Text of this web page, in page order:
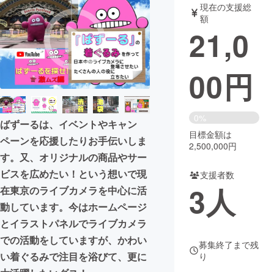
テクノロジー・ガジェット
映像・映画 書籍・雑誌
ビジネス・起業 チャレンジ
まちづくり・地域活性化
CAMPFIRE for Social Good
CAMPFIRE Creation
CAMPFIREふるさと納税machi-ya コミュニティ
ばずーるは、イベントやキャン
ペーンを応援したりお手伝いしま
す。又、オリジナルの商品やサー
ビスを広めたい！という想いで現
在東京のライブカメラを中心に活
動しています。今はホームページ
とイラストパネルでライブカメラ
での活動をしていますが、かわい
い着ぐるみで注目を浴びて、更に
現在の支援総
額
21,0
00円
0%
目標金額は
2,500,000円
支援者数
3人
募集終了まで残
り